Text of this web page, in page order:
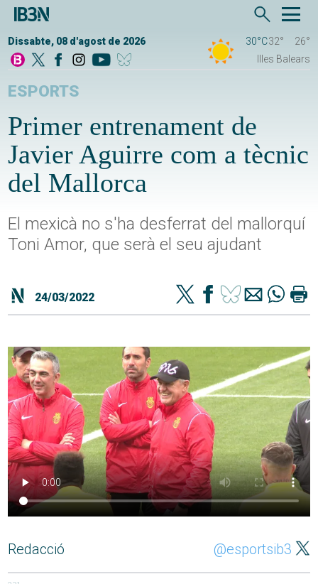
Dissabte, 08 d'agost de 2026 30°C32°
26°
Illes Balears
ESPORTS
Primer entrenament de
Javier Aguirre com a tècnic
del Mallorca
El mexicà no s'ha desferrat del mallorquí
Toni Amor, que serà el seu ajudant
24/03/2022
Redacció @esportsib3